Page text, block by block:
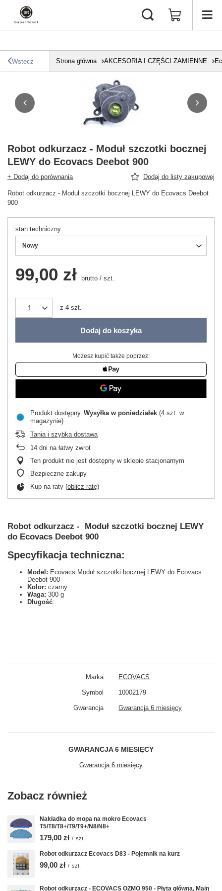
Wstecz Strona główna AKCESORIA I CZĘŚCI ZAMIENNE
Robot odkurzacz - Moduł szczotki bocznej
LEWY do Ecovacs Deebot 900
+ Dodaj do porównania Dodaj do listy zakupowej
Robot odkurzacz - Moduł szczotki bocznej LEWY do Ecovacs Deebot
900
stan techniczny
Nowy
99,00 zł brutto / szt.
z 4 szt.
Dodaj do koszyka
Możesz kupić także poprzez:
Produkt dostępny Wysyłka w poniedziałek (4 szt. w
magazynie)
Tania i szybka dostawa
14 dni na łatwy zwrot
Ten produkt nie jest dostępny w sklepie stacjonarnym
Bezpieczne zakupy
Kup na raty (oblicz ratę)
Robot odkurzacz - Moduł szczotki bocznej LEWY
do Ecovacs Deebot 900
Specyfikacja techniczna:
Model: Ecovacs Moduł szczotki bocznej LEWY do Ecovacs
Deebot 900
Kolor: czarny
Waga: 300 g
Długość:
Marka ECOVACS
Symbol 10002179
Gwarancja Gwarancja 6 miesięcy
GWARANCJA 6 MIESIĘCY
Gwarancja 6 miesięcy
Zobacz również
Nakładka do mopa na mokro Ecovacs
T5/T8/T8+/T9/T9+/N8/N8+
179,00 zł / szt.
Robot odkurzacz Ecovacs D83 - Pojemnik na kurz
99,00 zł / szt.
Robot odkurzacz - ECOVACS OZMO 950 - Płyta główna, Main